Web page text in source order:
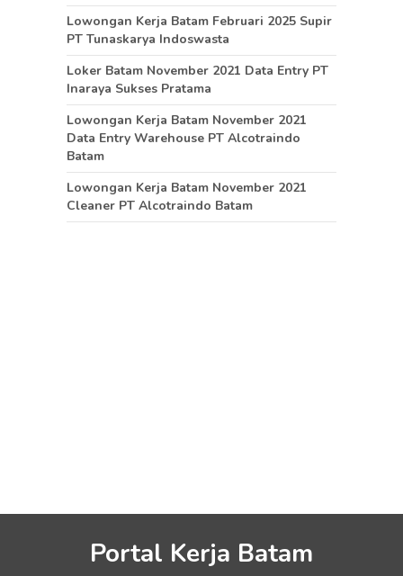
Lowongan Kerja Batam Februari 2025 Supir
PT Tunaskarya Indoswasta
Loker Batam November 2021 Data Entry PT
Inaraya Sukses Pratama
Lowongan Kerja Batam November 2021
Data Entry Warehouse PT Alcotraindo
Batam
Lowongan Kerja Batam November 2021
Cleaner PT Alcotraindo Batam
Portal Kerja Batam